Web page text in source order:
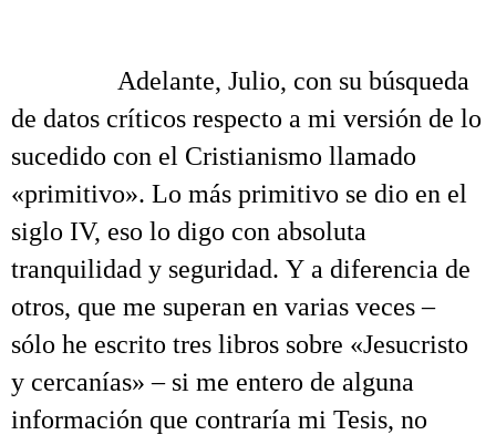
Adelante, Julio, con su búsqueda
de datos críticos respecto a mi versión de lo
sucedido con el Cristianismo llamado
«primitivo». Lo más primitivo se dio en el
siglo IV, eso lo digo con absoluta
tranquilidad y seguridad. Y a diferencia de
otros, que me superan en varias veces –
sólo he escrito tres libros sobre «Jesucristo
y cercanías» – si me entero de alguna
información que contraría mi Tesis, no